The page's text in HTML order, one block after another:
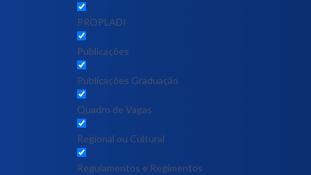
PROPLADI
Publicações
Publicações Graduação
Quadro de Vagas
Regional ou Cultural
Regulamentos e Regimentos